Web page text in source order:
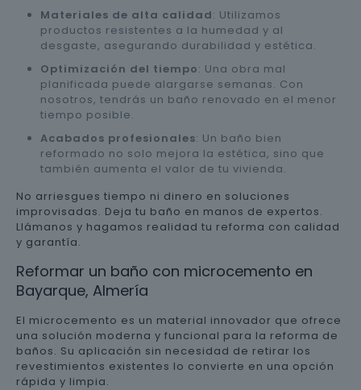
Materiales de alta calidad: Utilizamos
productos resistentes a la humedad y al
desgaste, asegurando durabilidad y estética.
Optimización del tiempo: Una obra mal
planificada puede alargarse semanas. Con
nosotros, tendrás un baño renovado en el menor
tiempo posible.
Acabados profesionales: Un baño bien
reformado no solo mejora la estética, sino que
también aumenta el valor de tu vivienda.
No arriesgues tiempo ni dinero en soluciones
improvisadas. Deja tu baño en manos de expertos.
Llámanos y hagamos realidad tu reforma con calidad
y garantía.
Reformar un baño con microcemento en
Bayarque, Almería
El microcemento es un material innovador que ofrece
una solución moderna y funcional para la reforma de
baños. Su aplicación sin necesidad de retirar los
revestimientos existentes lo convierte en una opción
rápida y limpia.